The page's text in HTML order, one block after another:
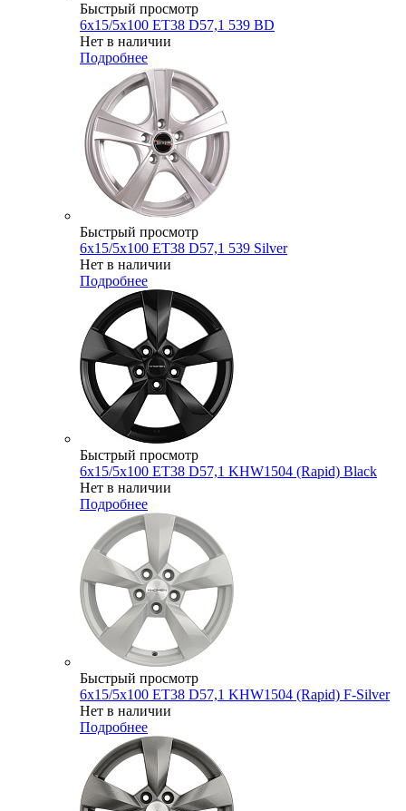
Быстрый просмотр
6x15/5x100 ET38 D57,1 539 BD
Нет в наличии
Подробнее
Быстрый просмотр
6x15/5x100 ET38 D57,1 539 Silver
Нет в наличии
Подробнее
Быстрый просмотр
6x15/5x100 ET38 D57,1 KHW1504 (Rapid) Black
Нет в наличии
Подробнее
Быстрый просмотр
6x15/5x100 ET38 D57,1 KHW1504 (Rapid) F-Silver
Нет в наличии
Подробнее